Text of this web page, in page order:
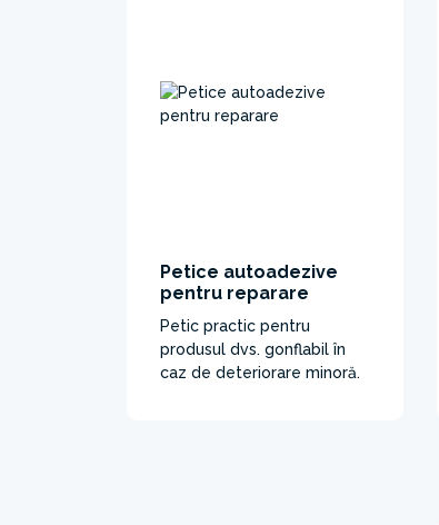
Petice autoadezive
pentru reparare
Petic practic pentru
produsul dvs. gonflabil în
caz de deteriorare minoră.